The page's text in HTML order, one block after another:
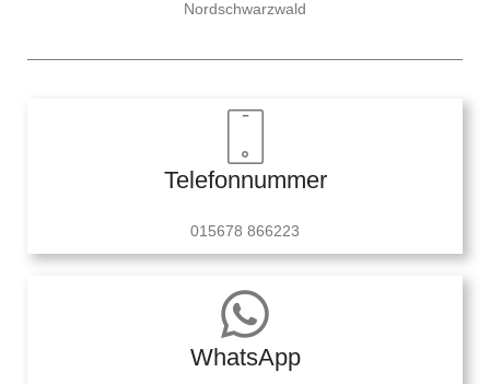
Nordschwarzwald
Telefonnummer
015678 866223
WhatsApp